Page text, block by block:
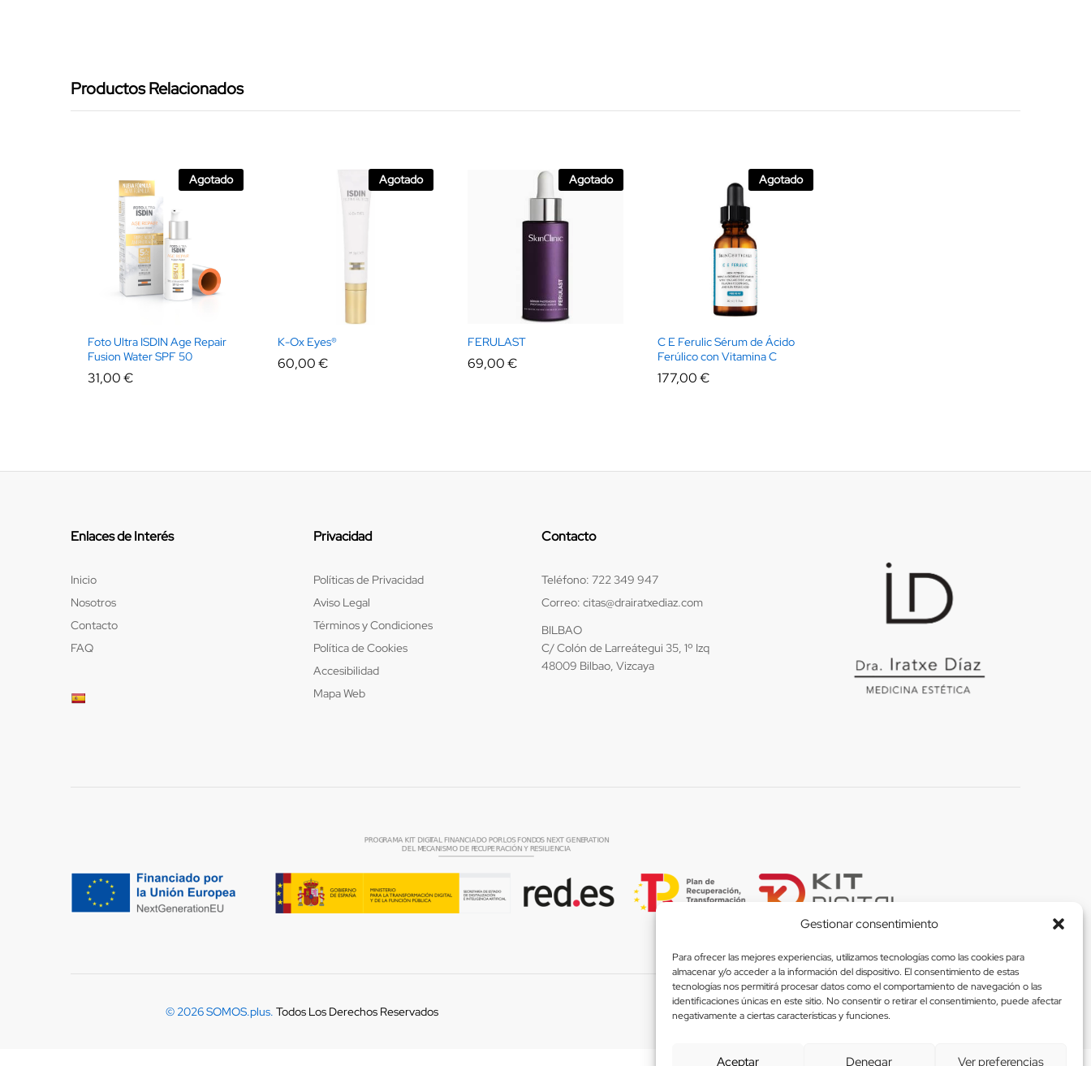
Gestionar consentimiento
Para ofrecer las mejores experiencias, utilizamos tecnologías como las cookies para
almacenar y/o acceder a la información del dispositivo. El consentimiento de estas
tecnologías nos permitirá procesar datos como el comportamiento de navegación o las
identificaciones únicas en este sitio. No consentir o retirar el consentimiento, puede afectar
negativamente a ciertas características y funciones.
Aceptar Denegar Ver preferencias
Productos Relacionados
Agotado
Foto Ultra ISDIN Age Repair
Fusion Water SPF 50
31,00€
Agotado
K-Ox Eyes®
60,00€
Agotado
FERULAST
69,00€
Agotado
C E Ferulic Sérum de Ácido
Ferúlico con Vitamina C
177,00€
Enlaces de Interés
Inicio
Nosotros
Contacto
FAQ
Privacidad
Políticas de Privacidad
Aviso Legal
Términos y Condiciones
Política de Cookies
Accesibilidad
Mapa Web
Contacto
Teléfono: 722 349 947
Correo: citas@drairatxediaz.com
BILBAO
C/ Colón de Larreátegui 35, 1º Izq
48009 Bilbao, Vizcaya
© 2026 SOMOS.plus. Todos Los Derechos Reservados Usamos Métodos De Pago Seguros